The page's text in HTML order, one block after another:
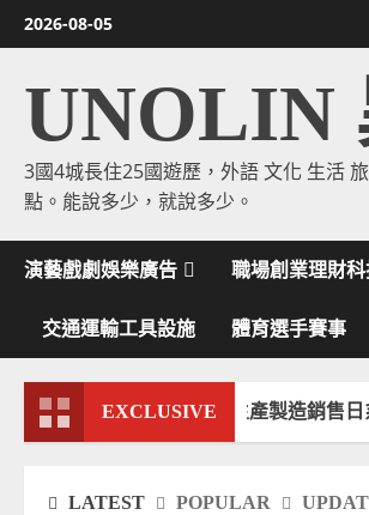
Skip
to
2026-08-05
UNOLIN
3國4城長住25國遊歷，外語 文化 生活
點。能說多少，就說多少。
演藝戲劇娛樂廣告 職場創業理財科
交通運輸工具設施 體育選手賽事
EXCLUSIVE
上路！美國將生產製造銷售日系小車
LATEST POPULAR